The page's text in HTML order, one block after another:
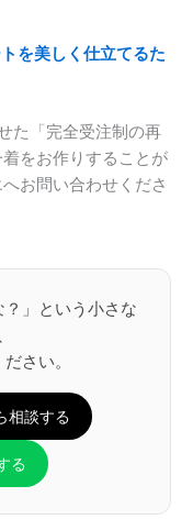
を美しく仕立てるた
た「完全受注制の再
をお作りすることが
お問い合わせくださ
？」という小さな
さい。
相談する
る